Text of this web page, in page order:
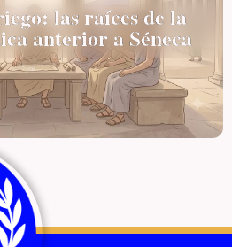
las raíces de la
anterior a Séneca